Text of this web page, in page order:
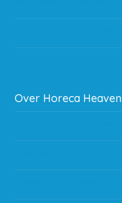
Over Horeca Heaven